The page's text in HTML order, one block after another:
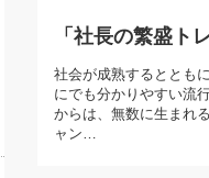
第86回 「言葉狩り」
常識(57)
育て」(38)
ンランク上の手紙・メール術
の指導者たち」(32)
ンを楽しむ基礎レッスン(12)
！社長が読むべき今月の4冊
耳で楽しむ読書術(162)
「氣」(30)
経営セミナー情報局(1)
講話を聞いて学ぼう 実
「社長の繁盛ト
社会が成熟するととも
にでも分かりやすい流
からは、無数に生まれ
ャン…